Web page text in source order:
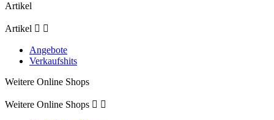
Artikel
Artikel  
Angebote
Verkaufshits
Weitere Online Shops
Weitere Online Shops  